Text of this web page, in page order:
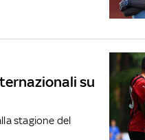
su
stagione del